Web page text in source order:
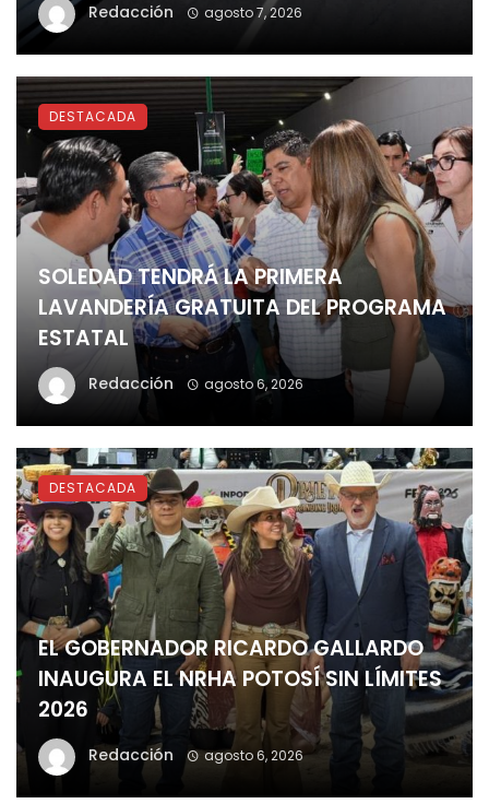
Redacción agosto 7, 2026
SOLEDAD TENDRÁ LA PRIMERA
LAVANDERÍA GRATUITA DEL PROGRAMA
ESTATAL
Redacción agosto 6, 2026
DESTACADA
EL GOBERNADOR RICARDO GALLARDO
INAUGURA EL NRHA POTOSÍ SIN LÍMITES
2026
Redacción agosto 6, 2026
DESTACADA